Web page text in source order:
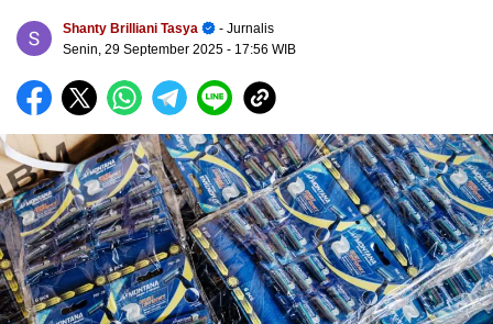
Shanty Brilliani Tasya
- Jurnalis
Senin, 29 September 2025 - 17:56 WIB